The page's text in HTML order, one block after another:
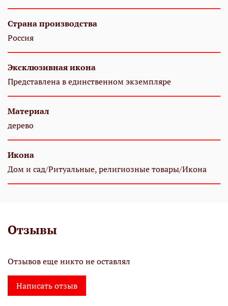
Страна производства
Россия
Эксклюзивная икона
Представлена в единственном экземпляре
Материал
дерево
Икона
Дом и сад/Ритуальные, религиозные товары/Икона
Отзывы
Отзывов еще никто не оставлял
Написать отзыв